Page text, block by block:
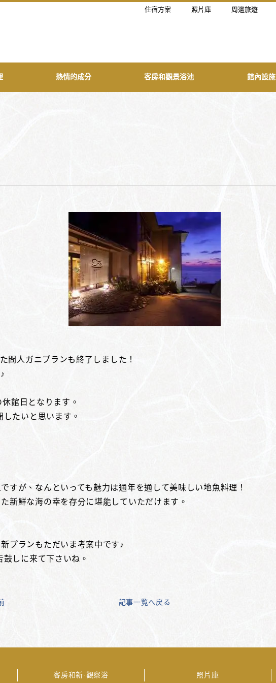
住宿方案 照片庫 周邊旅遊
熱情的成分 客房和觀景浴池 館內設施
間人ガニプランも終了しました！
館日となります。
たいと思います。
すが、なんといっても魅力は通年を通して美味しい地魚料理！
新鮮な海の幸を存分に堪能していただけます。
プランもただいま考案中です♪
しに来て下さいね。
記事一覧へ戻る
客房和新·觀察浴 照片庫